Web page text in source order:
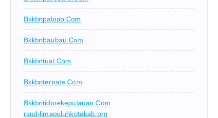
Bkkbnpalopo.com
Bkkbnbaubau.com
Bkkbntual.com
Bkkbnternate.com
Bkkbntidorekepulauan.com
rsud-limapuluhkotakab.org